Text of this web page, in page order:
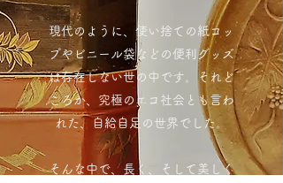
現代のように、使い捨ての紙コッ
プやビニール袋などの便利グッズ
は存在しない世の中です。それど
ころか、究極のエコ社会とも言わ
れた、自給自足の世界でした。
そんな中で、長く、そして美しく